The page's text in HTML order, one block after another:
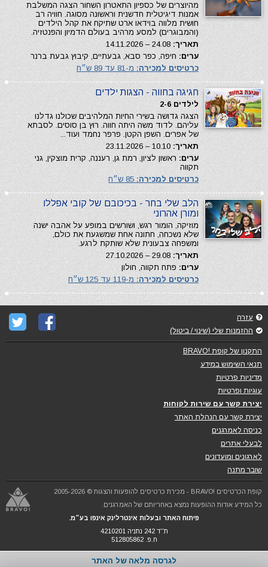
מהיוצרים של כספיון התאטרון השחור הצגה המשלבת
אמנות דיגיטלית חדשנית וראשונה מסוגה. חוויה רב
חושית מלווה בוידאו ארט שתיקח את קהל הילדים
(והמבוגרים) למסע מרהיב בעולם הדמיון והפנטזיה.
תאריך:
ערים: חיפה, כפר סבא, גבעתיים, קיבוץ גבעת ברנר
כרטיסים למכירה: מ-81 עד 89 ש״ח
חגיגה בחווה - הצגות ילדים
לילדים 2-6
הצגה גדושה בשירי החיות המלהיבים שכולנו גדלנו
עליהם. לדוד משה היתה חווה. רוץ בן סוסים. לסבתא
של אפרים. השפן הקטן. פרפר נחמד ועוד...
תאריך:
ערים: ראשון לציון, רמת גן, רעננה, קרית מוצקין, גני
תקווה
כרטיסים למכירה:
הלב שלי בחר - בכיכובם של קובי אפללו
ומורן אהרוני
מוזיקה, הומור רגש, ושורשים במופע על אהבה ישנה
שלא נשכחה, חתונה אחת שמשגעת את כולם,
ומשפחה צבעונית שלא שותקת לרגע.
תאריך:
ערים: פתח תקווה, חולון
כרטיסים למכירה: מ-119 עד 125 ש״ח
עזרה
ההזמנות שלי (שינוי / ביטול)
התקנון של קופת !BRAVO
תנאי השימוש במידע
מדיניות פרטיות
עוגיות ופרטיות
יצירת קשר עם שירות לקוחות
יצירת קשר עם הנהלת האתר
כניסה לאמרגנים
לבעלי אתרים
לארגונים ומועדונים
שובר מתנה
קופת הכרטיסים !BRAVO - מכירת כרטיסים להופעות והצגות © 2005-2026
כל המידע אודות ההופעות נמצא באחריותם של האמרגנים.
פיתוח האתר ובעלות אינטרלינק אינפו בע״מ.
ת''ד 242 נתניה 4210201
ח.פ. 512805862
לגרסה מלאה של האתר